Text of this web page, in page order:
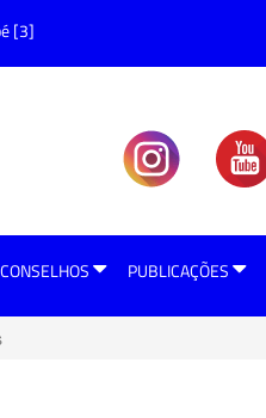
[3]
CONSELHOS PUBLICAÇÕES